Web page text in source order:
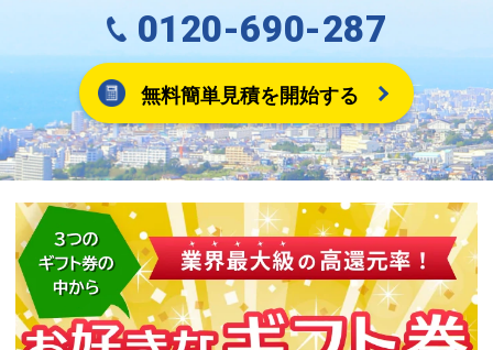
0120-690-287
無料簡単見積を開始する